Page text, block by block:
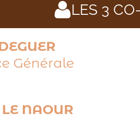
LES 3
Générale
NAOUR